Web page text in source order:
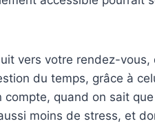
vers votre rendez-vous,
du temps, grâce à
quand on sait
moins de stress, et